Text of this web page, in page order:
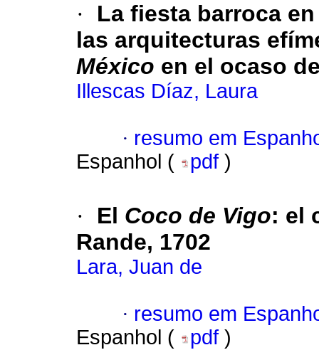
·
La fiesta barroca
las arquitecturas
México en el ocaso
Illescas Díaz, Laura
· resumo em
Espanhol (
pdf )
· El Coco de Vigo: el
Rande, 1702
Lara, Juan de
· resumo em
Espanhol (
pdf )